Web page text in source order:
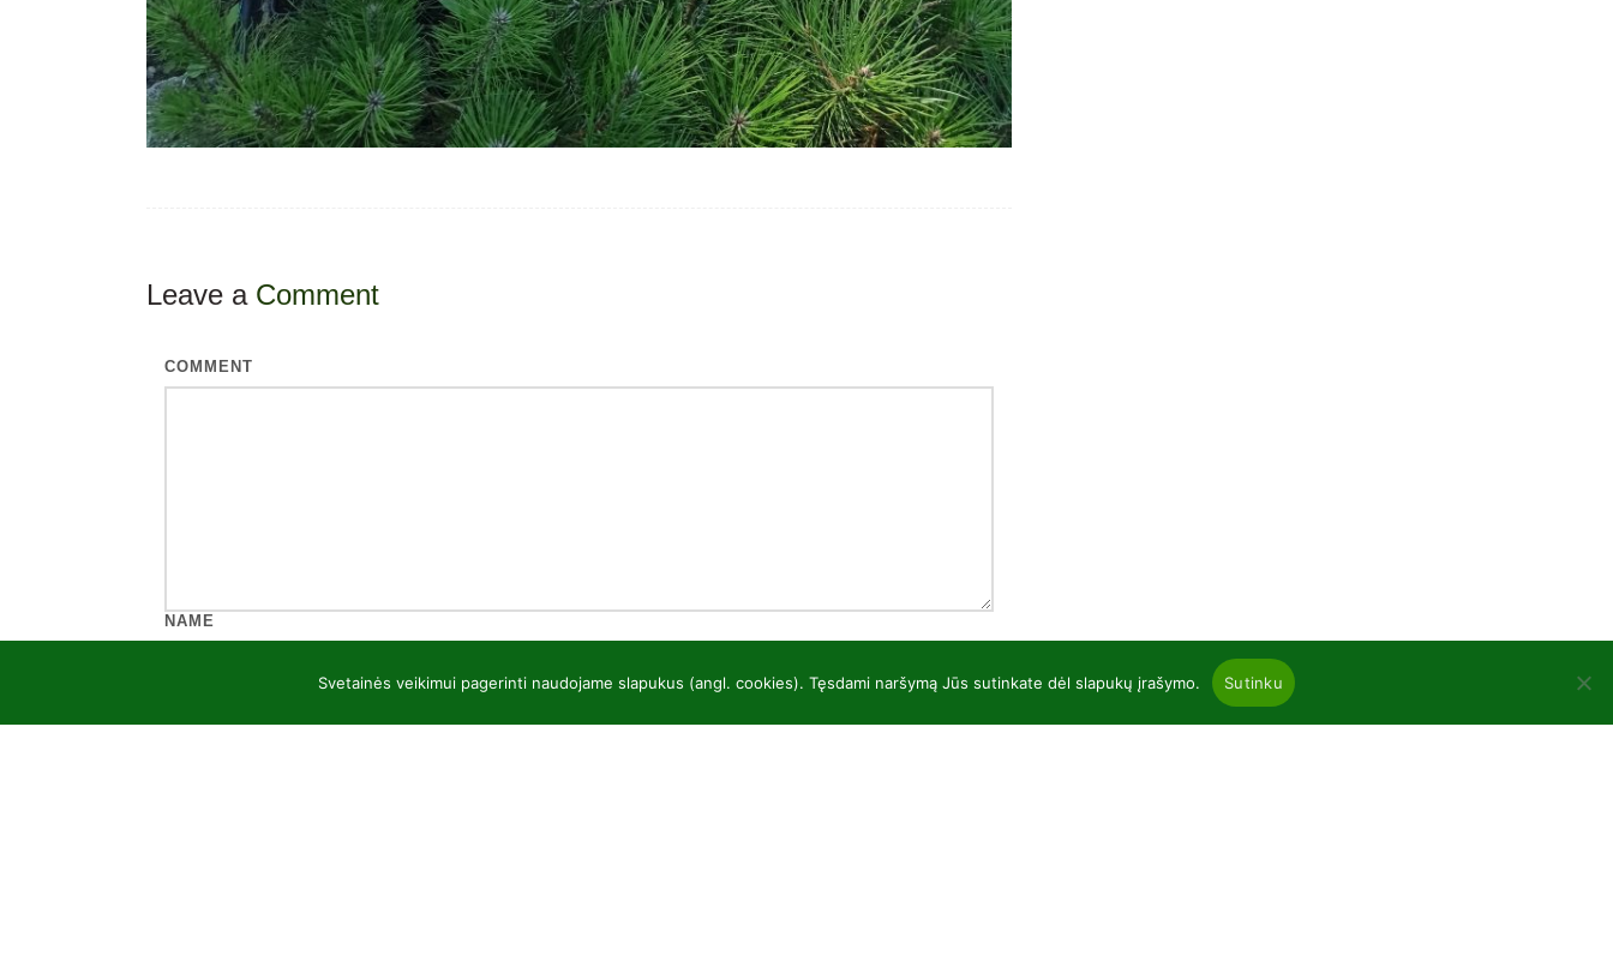
Leave a Comment
COMMENT
NAME
Svetainės veikimui pagerinti naudojame slapukus (angl. cookies). Tęsdami naršymą Jūs sutinkate dėl slapukų įrašymo. Sutinku